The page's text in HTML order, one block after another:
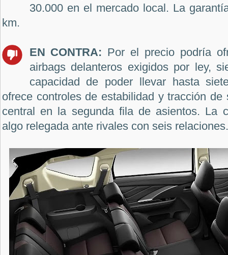
30.000 en el mercado local. La
km.
EN CONTRA: Por el precio podría
airbags delanteros exigidos por ley,
capacidad de poder llevar hasta
ofrece controles de estabilidad y tracción de
central en la segunda fila de asientos. La
algo relegada ante rivales con seis relaciones.